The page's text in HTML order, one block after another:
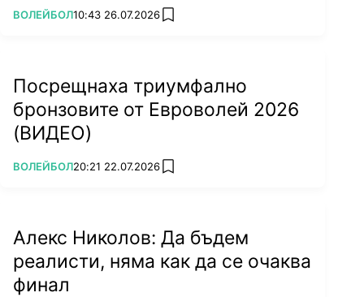
ПОВЕЧЕ ОТ
ВОЛЕЙБОЛ10:43 26.07.2026 add favorites
Посрещнаха триумфално
бронзовите от Евроволей 2026
(ВИДЕО)
ПОВЕЧЕ ОТ
ВОЛЕЙБОЛ20:21 22.07.2026 add favorites
Алекс Николов: Да бъдем
реалисти, няма как да се очаква
финал